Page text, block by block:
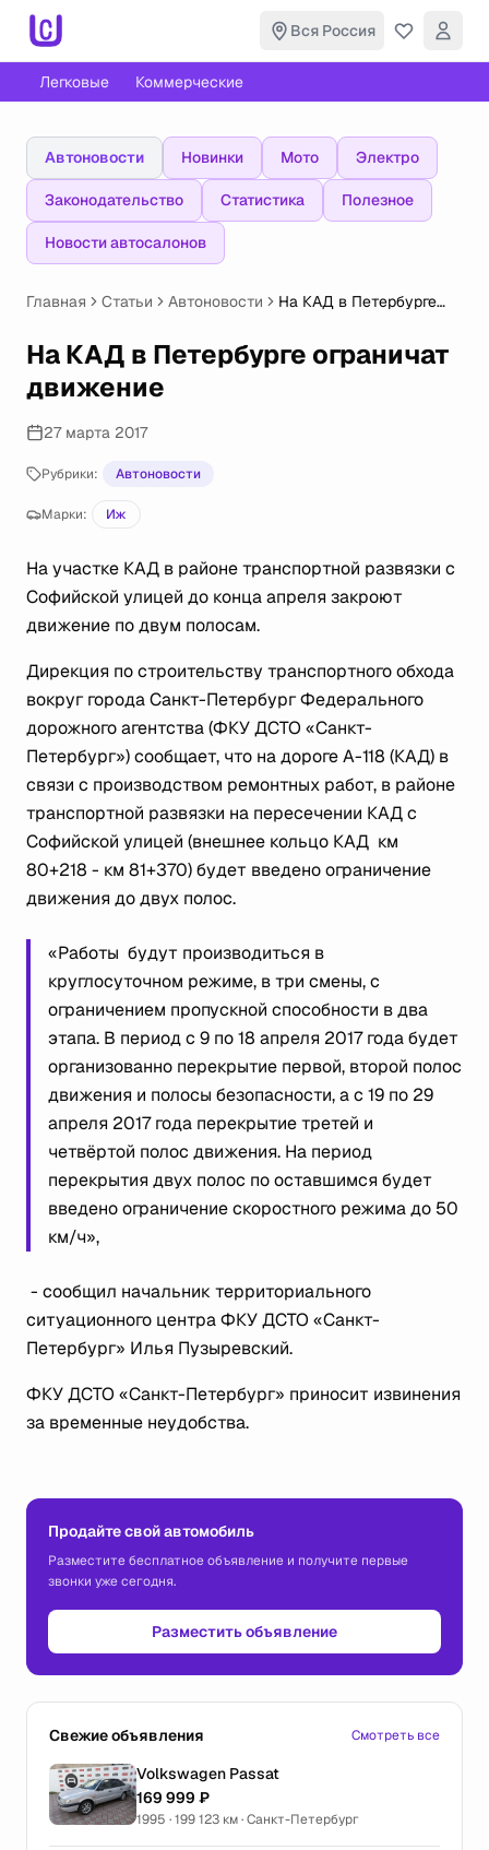
Вся Россия
Легковые Коммерческие
Автоновости Новинки Мото Электро
Законодательство Статистика Полезное
Новости автосалонов
Главная Статьи Автоновости
На КАД в Петербурге
На КАД в Петербурге ограничат
движение
27 марта 2017
Рубрики: Автоновости
Марки: Иж
На участке КАД в районе транспортной развязки с
Софийской улицей до конца апреля закроют
движение по двум полосам.
Дирекция по строительству транспортного обхода
вокруг города Санкт-Петербург Федерального
дорожного агентства (ФКУ ДСТО «Санкт-
Петербург») сообщает, что на дороге А-118 (КАД) в
связи с производством ремонтных работ, в районе
транспортной развязки на пересечении КАД с
Софийской улицей (внешнее кольцо КАД км
80+218 - км 81+370) будет введено ограничение
движения до двух полос.
«Работы будут производиться в
круглосуточном режиме, в три смены, с
ограничением пропускной способности в два
этапа. В период с 9 по 18 апреля 2017 года будет
организованно перекрытие первой, второй полос
движения и полосы безопасности, а с 19 по 29
апреля 2017 года перекрытие третей и
четвёртой полос движения. На период
перекрытия двух полос по оставшимся будет
введено ограничение скоростного режима до 50
км/ч»,
- сообщил начальник территориального
ситуационного центра ФКУ ДСТО «Санкт-
Петербург» Илья Пузыревский.
ФКУ ДСТО «Санкт-Петербург» приносит извинения
за временные неудобства.
Продайте свой автомобиль
Разместите бесплатное объявление и получите первые
звонки уже сегодня.
Разместить объявление
Свежие объявления Смотреть все
Volkswagen Passat
169 999 ₽
1995 · 199 123 км · Санкт-Петербург